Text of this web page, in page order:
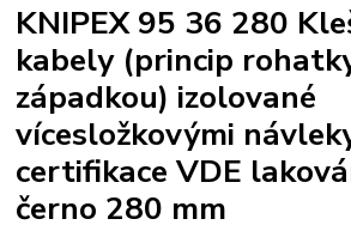
KNIPEX 95 36 280
kabely (princip
západkou) izolované
vícesložkovými
certifikace VDE
černo 280 mm